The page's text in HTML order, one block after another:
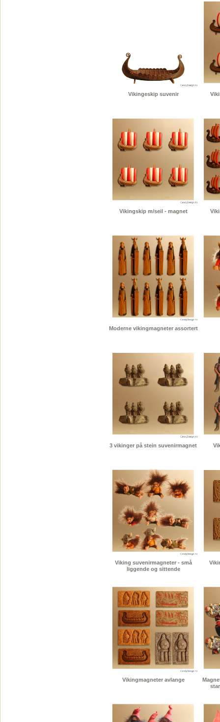
Vikingeskip suvenir
Vikingskip m/seil - magnet
Moderne vikingmagneter assortert
3 vikinger på stein suvenirmagnet
Viking suvenirmagneter - små
liggende og sittende
Vikingmagneter avlange